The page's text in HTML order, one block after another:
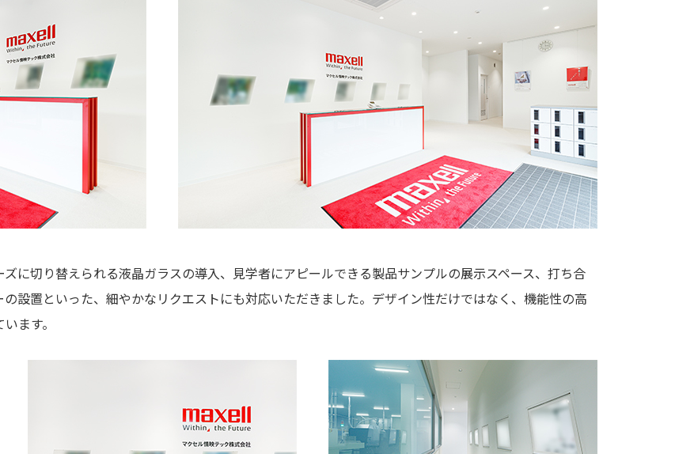
に切り替えられる液晶ガラスの導入、見学者にアピールできる製品サンプルの展示スペース、打ち合
設置といった、細やかなリクエストにも対応いただきました。デザイン性だけではなく、機能性の高
ます。